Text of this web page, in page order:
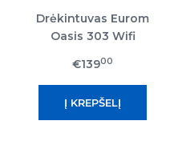
Drėkintuvas Eurom
Oasis 303 Wifi
€13900